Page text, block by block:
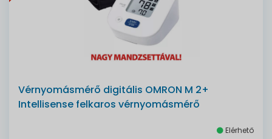
Vérnyomásmérő digitális OMRON M 2+
Intellisense felkaros vérnyomásmérő
Elérhető